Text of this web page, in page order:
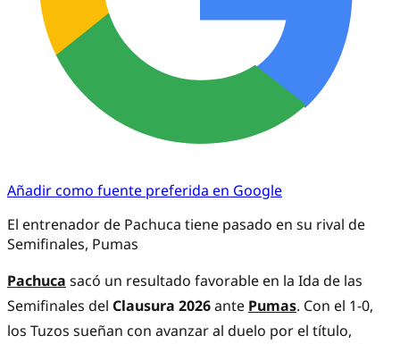
Añadir como fuente preferida en Google
El entrenador de Pachuca tiene pasado en su rival de
Semifinales, Pumas
Pachuca sacó un resultado favorable en la Ida de las
Semifinales del Clausura 2026ante Pumas. Con el 1-0,
los Tuzos sueñan con avanzar al duelo por el título,